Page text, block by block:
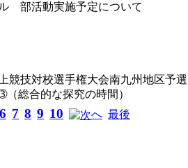
部活動実施予定について
競技対校選手権大会南九州地区予
総合的な探究の時間）
6 7 8 9 10 へ 最後